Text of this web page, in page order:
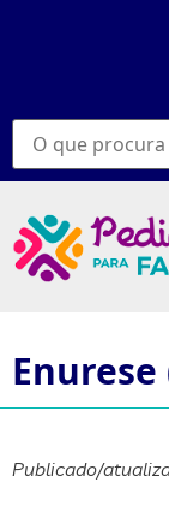
Publicado/